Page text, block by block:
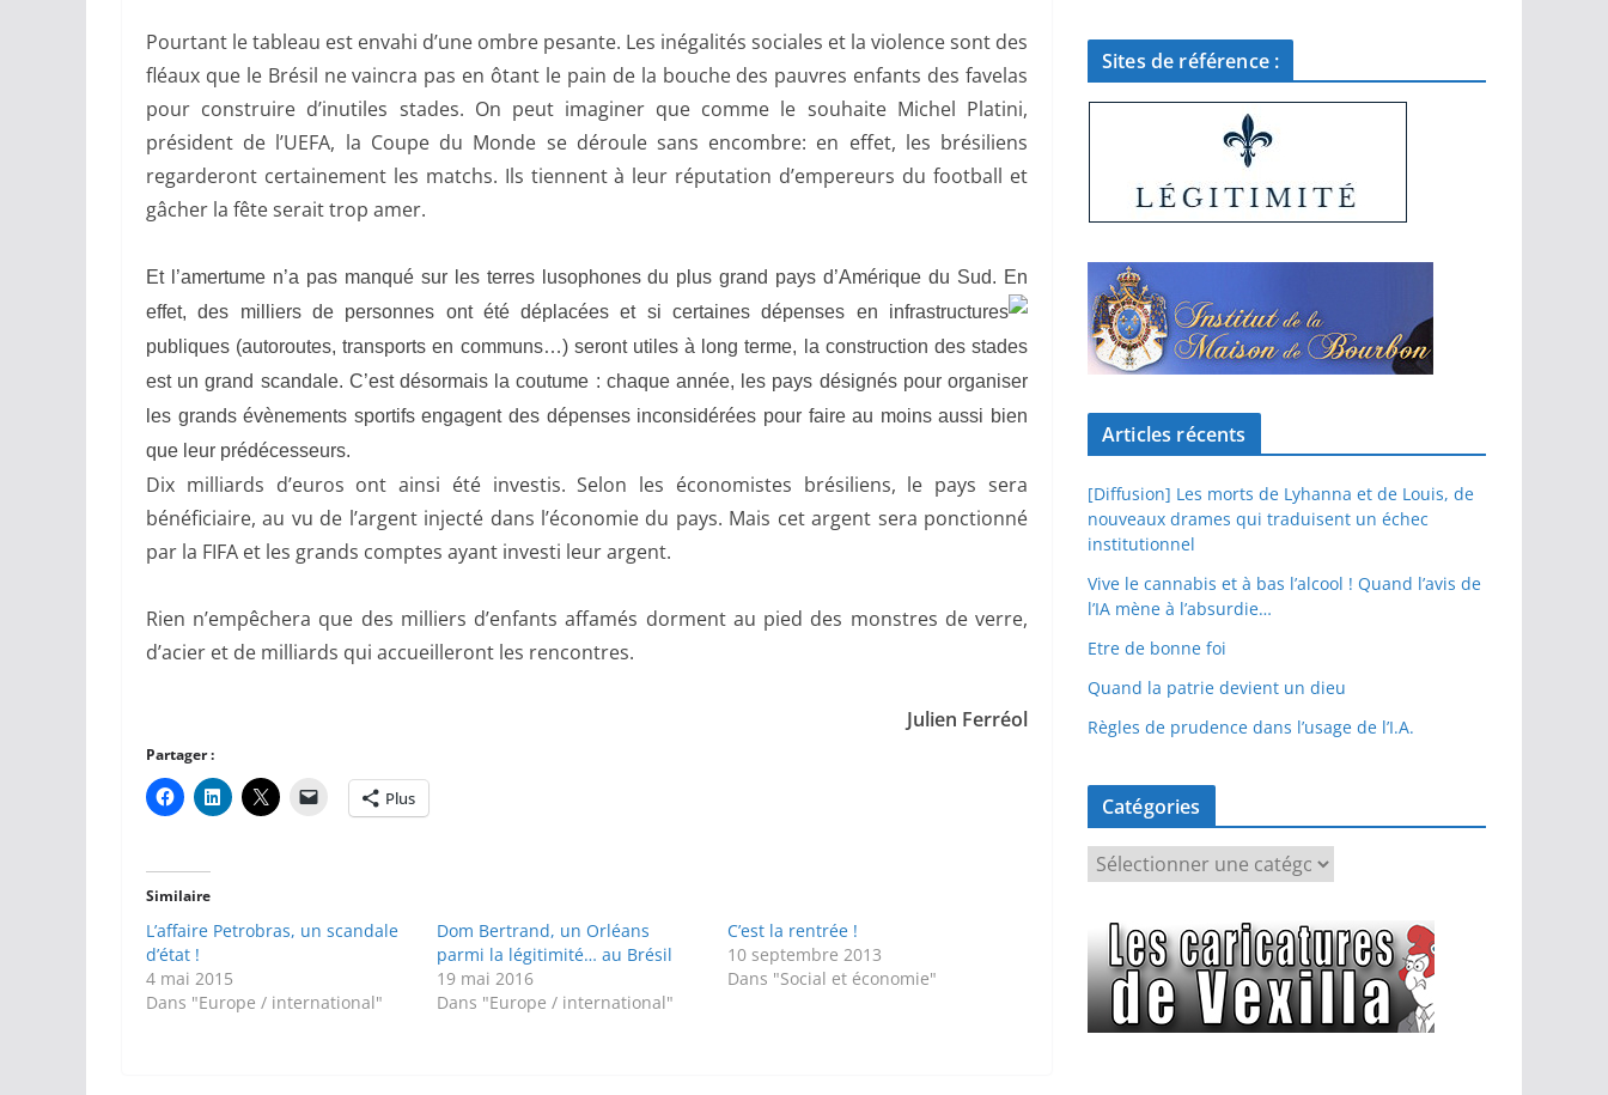
Pourtant le tableau est envahi d’une ombre pesante. Les inégalités sociales et la violence sont des
fléaux que le Brésil ne vaincra pas en ôtant le pain de la bouche des pauvres enfants des favelas
pour construire d’inutiles stades. On peut imaginer que comme le souhaite Michel Platini,
président de l’UEFA, la Coupe du Monde se déroule sans encombre: en effet, les brésiliens
regarderont certainement les matchs. Ils tiennent à leur réputation d’empereurs du football et
gâcher la fête serait trop amer.
Et l’amertume n’a pas manqué sur les terres lusophones du plus grand pays d’Amérique du Sud. En
effet, des milliers de personnes ont été déplacées et si certaines dépenses en infrastructures
publiques (autoroutes, transports en communs…) seront utiles à long terme, la construction des stades
est un grand scandale. C’est désormais la coutume : chaque année, les pays désignés pour organiser
les grands évènements sportifs engagent des dépenses inconsidérées pour faire au moins aussi bien
que leur prédécesseurs.
Dix milliards d’euros ont ainsi été investis. Selon les économistes brésiliens, le pays sera
bénéficiaire, au vu de l’argent injecté dans l’économie du pays. Mais cet argent sera ponctionné
par la FIFA et les grands comptes ayant investi leur argent.
Rien n’empêchera que des milliers d’enfants affamés dorment au pied des monstres de verre,
d’acier et de milliards qui accueilleront les rencontres.
Julien Ferréol
Partager :
Plus
Similaire
L’affaire Petrobras, un scandale
d’état !
4 mai 2015
Dans "Europe / international"
Dom Bertrand, un Orléans
parmi la légitimité… au Brésil
19 mai 2016
Dans "Europe / international"
C’est la rentrée !
10 septembre 2013
Dans "Social et économie"
Sites de référence :
Articles récents
[Diffusion] Les morts de Lyhanna et de Louis, de
nouveaux drames qui traduisent un échec
institutionnel
Vive le cannabis et à bas l’alcool ! Quand l’avis de
l’IA mène à l’absurdie…
Etre de bonne foi
Quand la patrie devient un dieu
Règles de prudence dans l’usage de l’I.A.
Catégories
é
g
o
r